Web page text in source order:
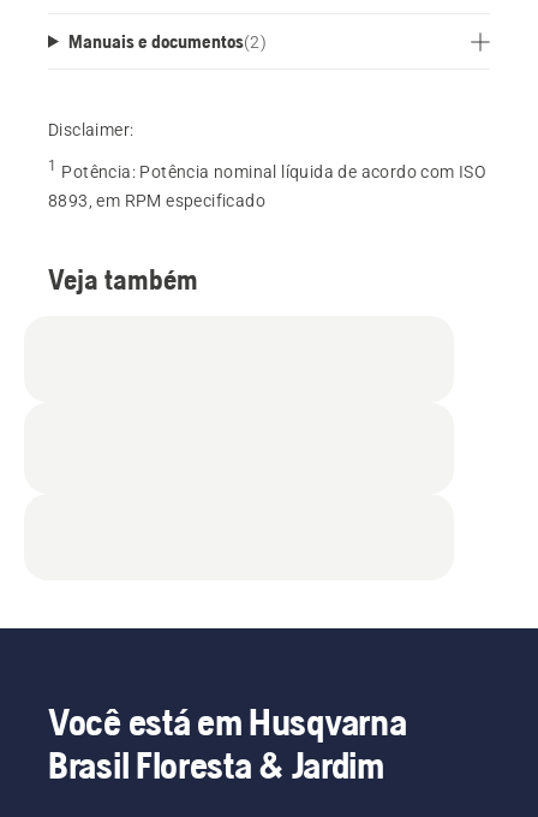
Manuais e documentos(2)
Disclaimer:
1 Potência: Potência nominal líquida de acordo com ISO
8893, em RPM especificado
Veja também
Você está em Husqvarna
Brasil Floresta & Jardim